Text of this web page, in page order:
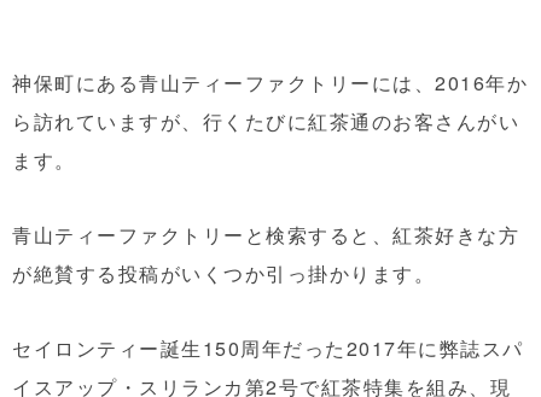
神保町にある青山ティーファクトリーには、2016年か
ら訪れていますが、行くたびに紅茶通のお客さんがい
ます。
青山ティーファクトリーと検索すると、紅茶好きな方
が絶賛する投稿がいくつか引っ掛かります。
セイロンティー誕生150周年だった2017年に弊誌スパ
イスアップ・スリランカ第2号で紅茶特集を組み、現